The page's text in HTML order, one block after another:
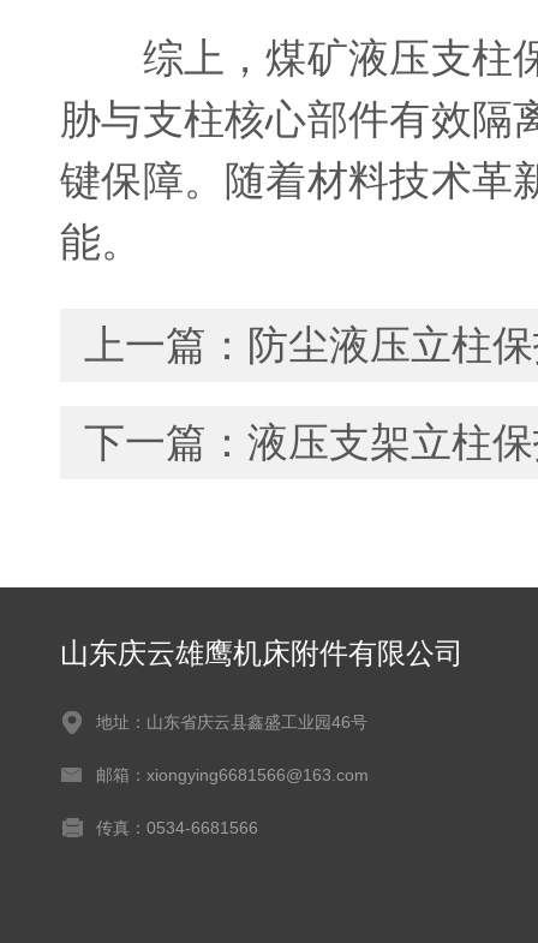
综上，煤矿液压支柱保
胁与支柱核心部件有效隔
键保障。随着材料技术革
能。
上一篇： 防尘液压立柱
下一篇： 液压支架立柱
山东庆云雄鹰机床附件有限公司
地址：山东省庆云县鑫盛工业园46号
邮箱：xiongying6681566@163.com
传真：0534-6681566